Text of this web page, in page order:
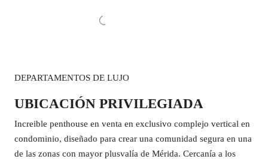
DEPARTAMENTOS DE LUJO
UBICACIÓN PRIVILEGIADA
Increible penthouse en venta en exclusivo complejo vertical en
condominio, diseñado para crear una comunidad segura en una
de las zonas con mayor plusvalía de Mérida. Cercanía a los